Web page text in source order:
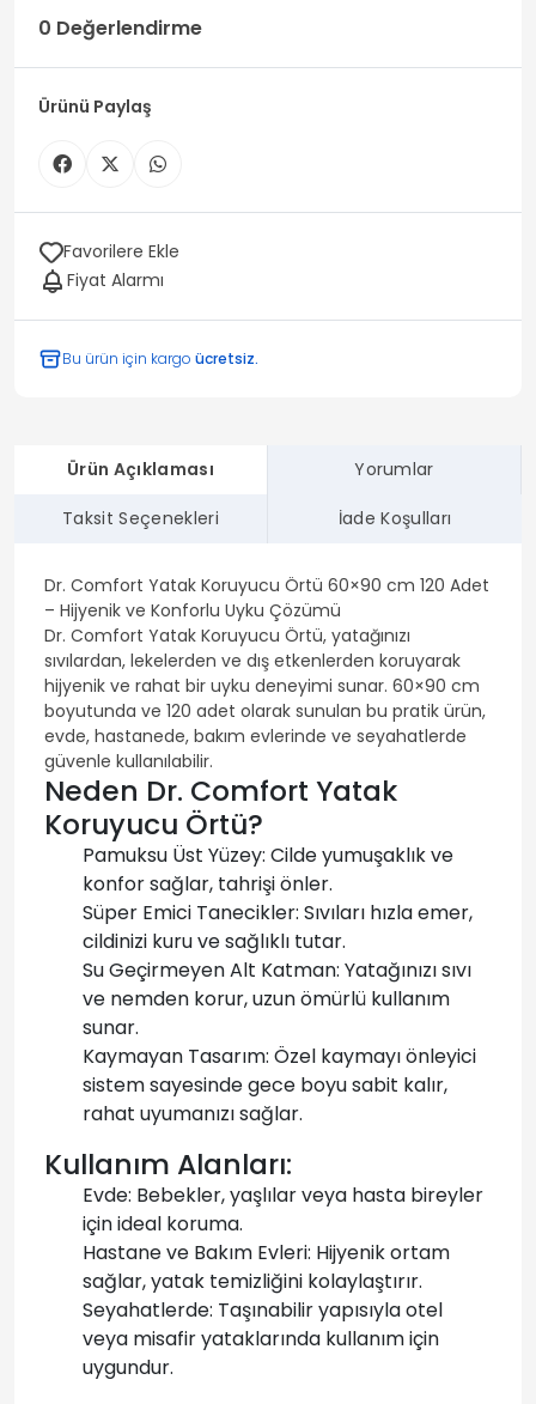
0 Değerlendirme
Ürünü Paylaş
Favorilere Ekle
Fiyat Alarmı
Bu ürün için kargo ücretsiz.
Ürün Açıklaması Yorumlar
Taksit Seçenekleri İade Koşulları
Dr. Comfort Yatak Koruyucu Örtü 60×90 cm 120 Adet
– Hijyenik ve Konforlu Uyku Çözümü
Dr. Comfort Yatak Koruyucu Örtü, yatağınızı
sıvılardan, lekelerden ve dış etkenlerden koruyarak
hijyenik ve rahat bir uyku deneyimi sunar. 60×90 cm
boyutunda ve 120 adet olarak sunulan bu pratik ürün,
evde, hastanede, bakım evlerinde ve seyahatlerde
güvenle kullanılabilir.
Neden Dr. Comfort Yatak
Koruyucu Örtü?
Pamuksu Üst Yüzey: Cilde yumuşaklık ve
konfor sağlar, tahrişi önler.
Süper Emici Tanecikler: Sıvıları hızla emer,
cildinizi kuru ve sağlıklı tutar.
Su Geçirmeyen Alt Katman: Yatağınızı sıvı
ve nemden korur, uzun ömürlü kullanım
sunar.
Kaymayan Tasarım: Özel kaymayı önleyici
sistem sayesinde gece boyu sabit kalır,
rahat uyumanızı sağlar.
Kullanım Alanları:
Evde: Bebekler, yaşlılar veya hasta bireyler
için ideal koruma.
Hastane ve Bakım Evleri: Hijyenik ortam
sağlar, yatak temizliğini kolaylaştırır.
Seyahatlerde: Taşınabilir yapısıyla otel
veya misafir yataklarında kullanım için
uygundur.